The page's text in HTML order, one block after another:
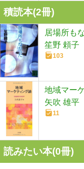
積読本(2冊)
居場所も
笙野 頼子
103
地域マー
矢吹 雄平
11
読みたい本(0冊)